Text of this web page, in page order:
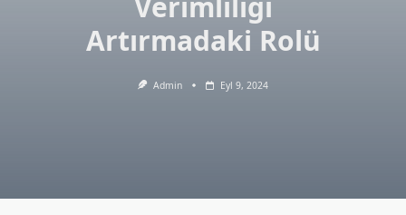
Artırmadaki Rolü
Admin Eyl 9, 2024